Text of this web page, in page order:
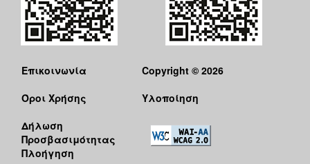
Επικοινωνία
Όροι Χρήσης
Δήλωση
Προσβασιμότητας
Πλοήγηση
Copyright © 2026
Υλοποίηση